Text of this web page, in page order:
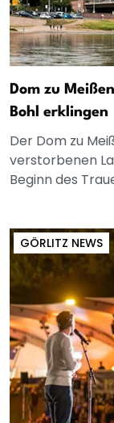
Dom zu
Bohl erklingen
Der Dom zu
verstorbenen
Beginn des
GÖRLITZ NEWS